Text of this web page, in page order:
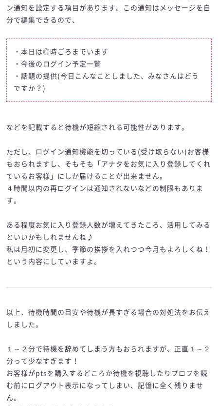
ン通知を設定する項目があります。この通知はメッセージを自
分で編集できるので、
・本日は◎時ごろまでいます
・今後のログイン予定一覧
・話題の提供(今日こんなことしました、みなさんはどう
ですか？)
などを記載すると待機が短縮される可能性があります。
ただし、ログイン通知機能を切っている(受け取らない)お客様
もおられますし、そもそも「アナタをお気に入り登録してくれ
ているお客様」にしか届けることが出来ません。
４時間以内の再ログインは通知されないなどの制限もありま
す。
ある程度お気に入り登録人数が増えてきたころ、活用してみる
といいかもしれませんね♪
私は月初に変更し、季節の挨拶を入れつつ今月もよろしくね！
という内容にしていますよ。
以上、待機時間の目安や待機が長すぎる場合の対処法をお伝え
しました。
１～２分で待機を辞めてしまう方もおられますが、正直１～２
分って少なすぎます！
お客様がptsを購入するどころか待機を視聴したりプロフを読
む前にログアウト表示になってしまい、記憶に全く残りませ
ん。